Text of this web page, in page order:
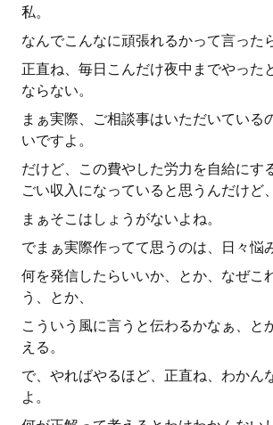
私。
なんでこんなに頑張れるかって言った
正直ね、毎日こんだけ夜中までやった
ならない。
まぁ実際、ご相談事はいただいている
いですよ。
だけど、この費やした労力を自給にす
ごい収入になっていると思うんだけど、
まぁそこはしょうがないよね。
でまぁ実際作ってて思うのは、日々悩
何を発信したらいいか、とか、なぜこ
う、とか、
こういう風に言うと伝わるかなぁ、と
える。
で、やればやるほど、正直ね、わかん
よ。